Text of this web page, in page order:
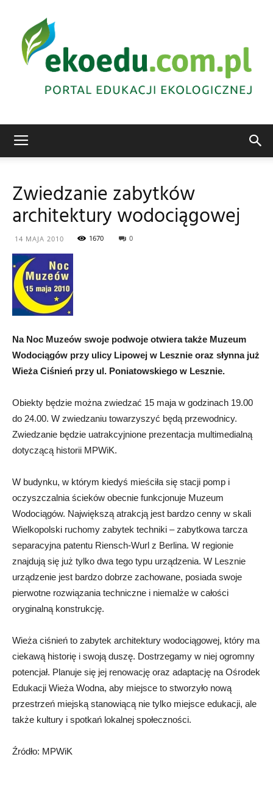
ekologiczna
Zwiedzanie zabytków
architektury wodociągowej
14 MAJA 2010 1670 0
Na Noc Muzeów swoje podwoje otwiera także Muzeum
Wodociągów przy ulicy Lipowej w Lesznie oraz słynna już
Wieża Ciśnień przy ul. Poniatowskiego w Lesznie.
Obiekty będzie można zwiedzać 15 maja w godzinach 19.00
do 24.00. W zwiedzaniu towarzyszyć będą przewodnicy.
Zwiedzanie będzie uatrakcyjnione prezentacja multimedialną
dotyczącą historii MPWiK.
W budynku, w którym kiedyś mieściła się stacji pomp i
oczyszczalnia ścieków obecnie funkcjonuje Muzeum
Wodociągów. Największą atrakcją jest bardzo cenny w skali
Wielkopolski ruchomy zabytek techniki – zabytkowa tarcza
separacyjna patentu Riensch-Wurl z Berlina. W regionie
znajdują się już tylko dwa tego typu urządzenia. W Lesznie
urządzenie jest bardzo dobrze zachowane, posiada swoje
pierwotne rozwiązania techniczne i niemalże w całości
oryginalną konstrukcję.
Wieża ciśnień to zabytek architektury wodociągowej, który ma
ciekawą historię i swoją duszę. Dostrzegamy w niej ogromny
potencjał. Planuje się jej renowację oraz adaptację na Ośrodek
Edukacji Wieża Wodna, aby miejsce to stworzyło nową
przestrzeń miejską stanowiącą nie tylko miejsce edukacji, ale
także kultury i spotkań lokalnej społeczności.
Źródło: MPWiK